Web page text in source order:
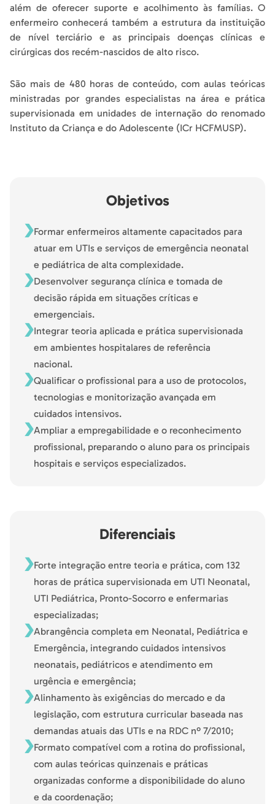
além de oferecer suporte e acolhimento às famílias. O
enfermeiro conhecerá também a estrutura da instituição
de nível terciário e as principais doenças clínicas e
cirúrgicas dos recém-nascidos de alto risco.
São mais de 480 horas de conteúdo, com aulas teóricas
ministradas por grandes especialistas na área e prática
supervisionada em unidades de internação do renomado
Instituto da Criança e do Adolescente (ICr HCFMUSP).
Objetivos
Formar enfermeiros altamente capacitados para
atuar em UTIs e serviços de emergência neonatal
e pediátrica de alta complexidade.
Desenvolver segurança clínica e tomada de
decisão rápida em situações críticas e
emergenciais.
Integrar teoria aplicada e prática supervisionada
em ambientes hospitalares de referência
nacional.
Qualificar o profissional para a uso de protocolos,
tecnologias e monitorização avançada em
cuidados intensivos.
Ampliar a empregabilidade e o reconhecimento
profissional, preparando o aluno para os principais
hospitais e serviços especializados.
Diferenciais
Forte integração entre teoria e prática, com 132
horas de prática supervisionada em UTI Neonatal,
UTI Pediátrica, Pronto-Socorro e enfermarias
especializadas;
Abrangência completa em Neonatal, Pediátrica e
Emergência, integrando cuidados intensivos
neonatais, pediátricos e atendimento em
urgência e emergência;
Alinhamento às exigências do mercado e da
legislação, com estrutura curricular baseada nas
demandas atuais das UTIs e na RDC nº 7/2010;
Formato compatível com a rotina do profissional,
com aulas teóricas quinzenais e práticas
organizadas conforme a disponibilidade do aluno
e da coordenação;